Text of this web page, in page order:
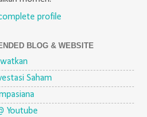
profile
BLOG & WEBSITE
Saham
Youtube